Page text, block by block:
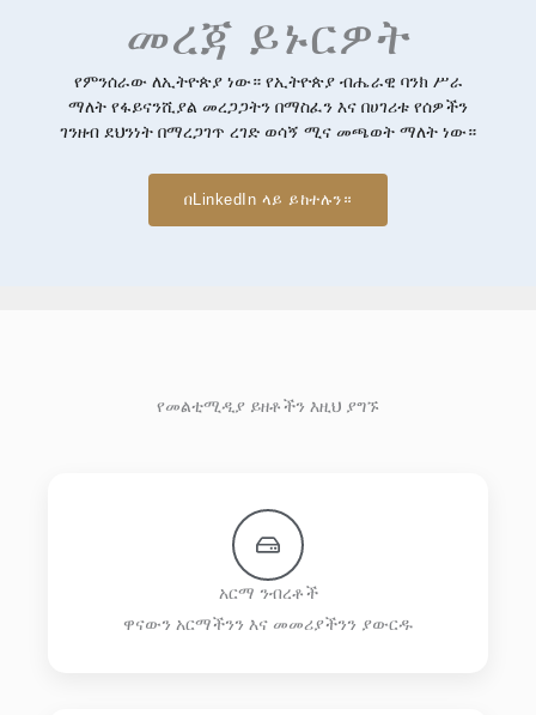
መረጃ ይኑርዎት
የምንሰራው ለኢትዮጵያ ነው። የኢትዮጵያ ብሔራዊ ባንክ ሥራ
ማለት የፋይናንሺያል መረጋጋትን በማስፈን እና በሀገሪቱ የሰዎችን
ገንዘብ ደህንነት በማረጋገጥ ረገድ ወሳኝ ሚና መጫወት ማለት ነው።
በLinkedIn ላይ ይከተሉን።
የመልቲሚዲያ ይዘቶችን እዚህ ያግኙ
አርማ ንብረቶች
ዋናውን አርማችንን እና መመሪያችንን ያውርዱ